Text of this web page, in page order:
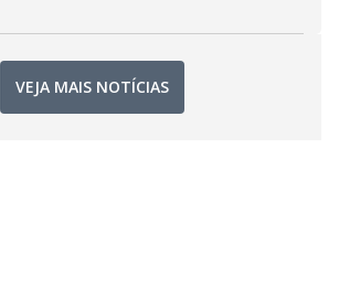
VEJA MAIS NOTÍCIAS